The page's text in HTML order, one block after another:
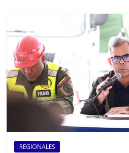
REGIONALES